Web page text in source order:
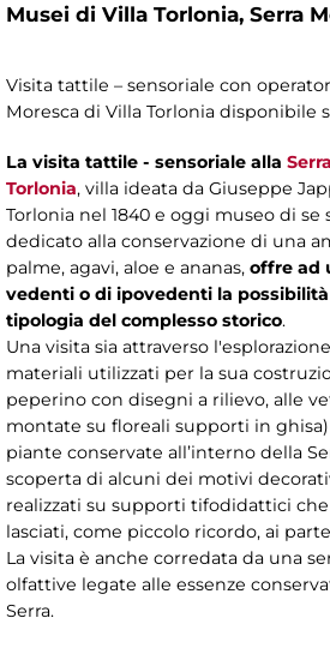
Musei di Villa Torlonia, Serra
Visita tattile – sensoriale con
Moresca di Villa Torlonia disponibile
La visita tattile - sensoriale alla
Torlonia, villa ideata da Giuseppe
Torlonia nel 1840 e oggi museo di se
dedicato alla conservazione di una
palme, agavi, aloe e ananas, offre ad
vedenti o di ipovedenti la
tipologia del complesso storico.
Una visita sia attraverso
materiali utilizzati per la sua
peperino con disegni a rilievo, alle
montate su floreali supporti in
piante conservate all’interno della
scoperta di alcuni dei motivi
realizzati su supporti tifodidattici
lasciati, come piccolo ricordo, ai
La visita è anche corredata da una
olfattive legate alle essenze
Serra.